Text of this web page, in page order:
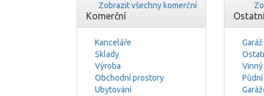
Zobrazit všechny komerční
Komerční
Kanceláře
Sklady
Výroba
Obchodní prostory
Ubytování
Garáž